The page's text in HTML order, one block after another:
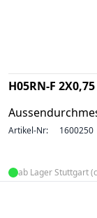
H05RN-F 2X0,75
Artikel-Nr: 1600250
ab Lager Stuttgart